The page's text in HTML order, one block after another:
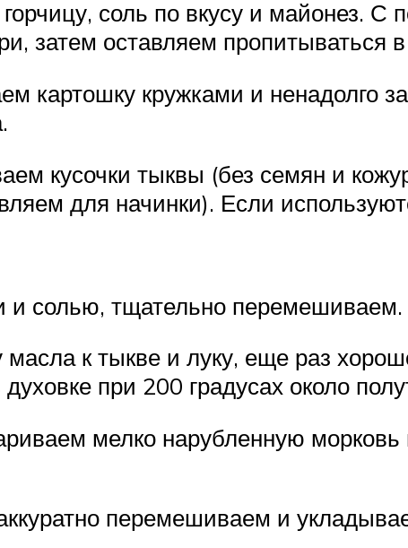
соль по вкусу и майонез. С
затем оставляем пропитываться
картошку кружками и ненадолго
кусочки тыквы (без семян и
для начинки). Если
солью, тщательно перемешиваем.
к тыкве и луку, еще раз
при 200 градусах около
мелко нарубленную
перемешиваем и